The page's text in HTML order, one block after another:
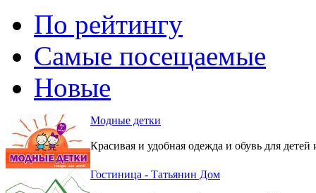
По рейтингу
Самые посещаемые
Новые
Модные детки
Красивая и удобная одежда и обувь для детей
Гостиница - Татьянин Дом